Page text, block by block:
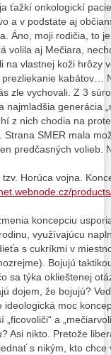
ťažkí onkologickí
a v podstate aj
Áno, moji rodičia, to
volila aj Mečiara,
na vlastnej koži hrôzy
kabátov…
zle vychovali. Z 3
generácia
z nich chodia na
SMER mala
predčasných volieb.
Horúca vojna.
koncepciu
využívajúcu
s cukríkmi v
Bojujú
sa týka oklieštenej
dojem, že bojujú?
moc
a
Asi nikto. Pretože
s nikým, kto